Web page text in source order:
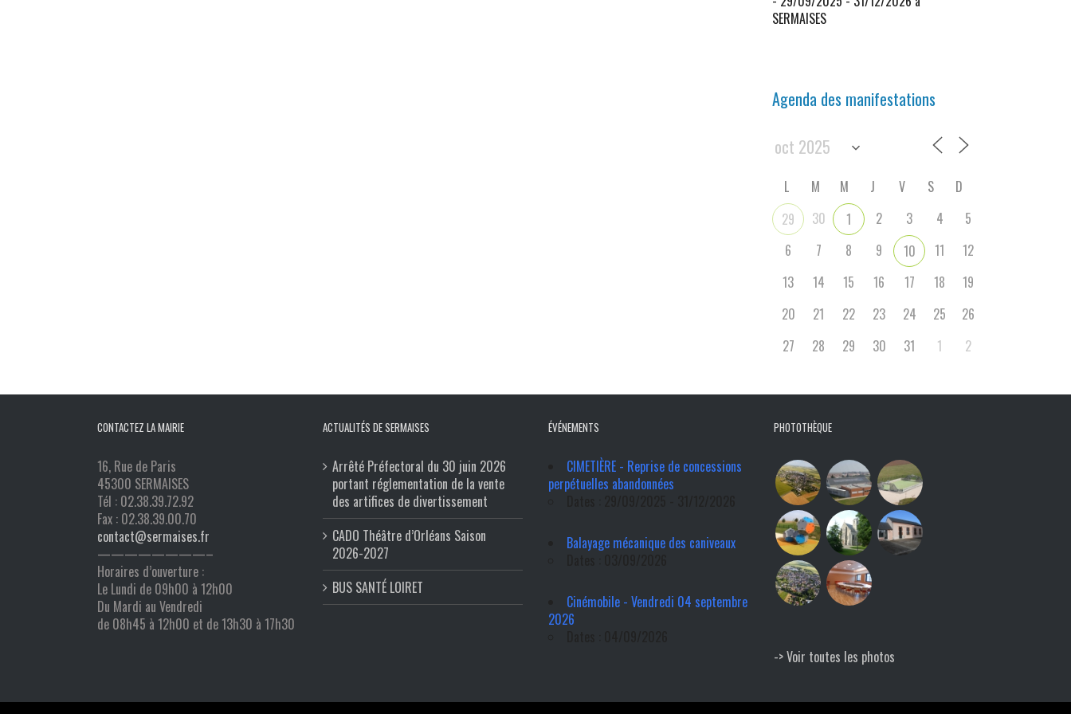
SERMAISES
Agenda des manifestations
L M M J V S
D
29
30 1 2 3 4
5
6
7 8 9 10 11
12
13
14 15 16 17 18
19
20
21 22 23 24 25
26
27
28 29 30 31 1 2
CONTACTEZ LA MAIRIE
16, Rue de Paris
45300 SERMAISES
Tél : 02.38.39.72.92
Fax : 02.38.39.00.70
contact@sermaises.fr
————————–
Horaires d’ouverture :
Le Lundi de 09h00 à 12h00
Du Mardi au Vendredi
de 08h45 à 12h00 et de 13h30 à 17h30
ACTUALITÉS DE SERMAISES
Arrêté Préfectoral du 30 juin 2026
portant réglementation de la vente
des artifices de divertissement
CADO Théâtre d’Orléans Saison
2026-2027
BUS SANTÉ LOIRET
ÉVÉNEMENTS
CIMETIÈRE - Reprise de concessions
perpétuelles abandonnées
Balayage mécanique des caniveaux
Cinémobile - Vendredi 04 septembre
2026
PHOTOTHÈQUE
-> Voir toutes les photos